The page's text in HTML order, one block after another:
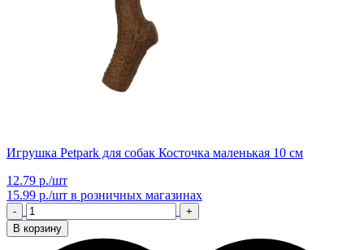
Игрушка Petpark для собак Косточка маленькая 10 см
12.79 р./шт
15.99 р./шт в розничных магазинах
-
+
В корзину